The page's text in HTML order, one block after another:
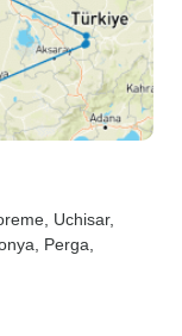
, Uchisar,
, Perga